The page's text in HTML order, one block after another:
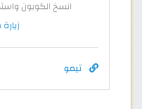
انسخ الكوبون
تيمو